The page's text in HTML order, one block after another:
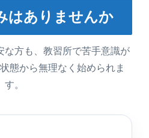
はありませんか
な方も、教習所で苦手意識が
態から無理なく始められま
す。